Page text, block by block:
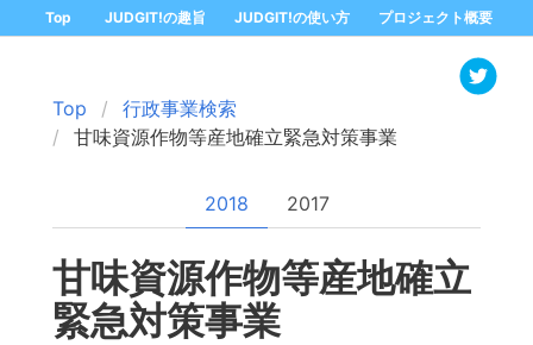
Top JUDGIT!の趣旨 JUDGIT!の使い方 プロジェクト概要
Top
行政事業検索
甘味資源作物等産地確立緊急対策事業
2018 2017
甘味資源作物等産地確立
緊急対策事業